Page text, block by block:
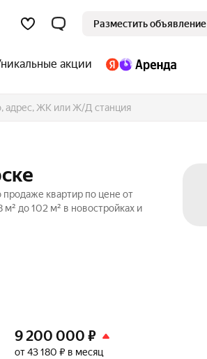
Разместить объявление
акции
квартир по цене от
до 102 м² в новостройках и
9 200 000 ₽
от 43 180 ₽ в месяц